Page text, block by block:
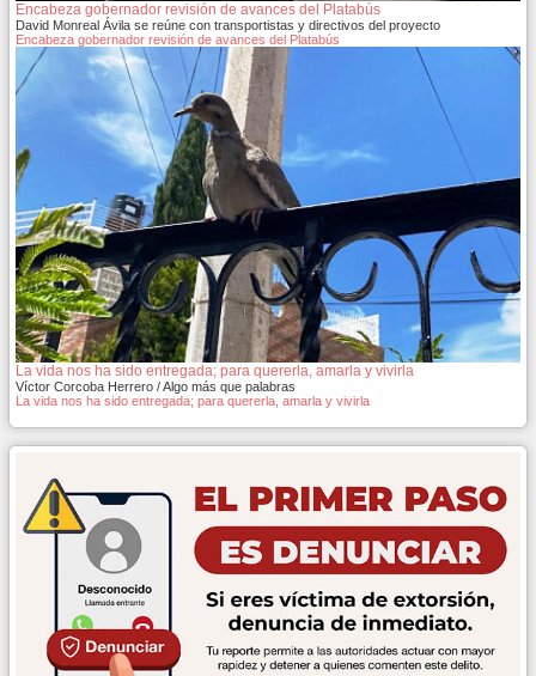
Encabeza gobernador revisión de avances del Platabús
David Monreal Ávila se reúne con transportistas y directivos del proyecto
Encabeza gobernador revisión de avances del Platabús
La vida nos ha sido entregada; para quererla, amarla y vivirla
Víctor Corcoba Herrero / Algo más que palabras
La vida nos ha sido entregada; para quererla, amarla y vivirla